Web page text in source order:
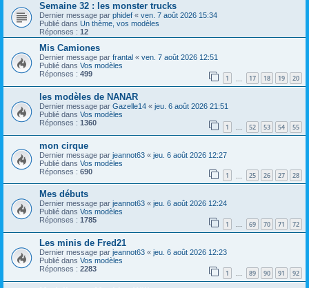
Semaine 32 : les monster trucks
Dernier message par phidef « ven. 7 août 2026 15:34
Publié dans Un thème, vos modèles
Réponses : 12
Mis Camiones
Dernier message par frantal « ven. 7 août 2026 12:51
Publié dans Vos modèles
Réponses : 499 1 17 18 19 20
les modèles de NANAR
Dernier message par Gazelle14 « jeu. 6 août 2026 21:51
Publié dans Vos modèles
Réponses : 1360 1 … 52 53 54 55
mon cirque
Dernier message par jeannot63 « jeu. 6 août 2026 12:27
Publié dans Vos modèles
Réponses : 690 1 25 26 27 28
Mes débuts
Dernier message par jeannot63 « jeu. 6 août 2026 12:24
Publié dans Vos modèles
Réponses : 1785 1 … 69 70 71 72
Les minis de Fred21
Dernier message par jeannot63 « jeu. 6 août 2026 12:23
Publié dans Vos modèles
Réponses : 2283 1 … 89 90 91 92